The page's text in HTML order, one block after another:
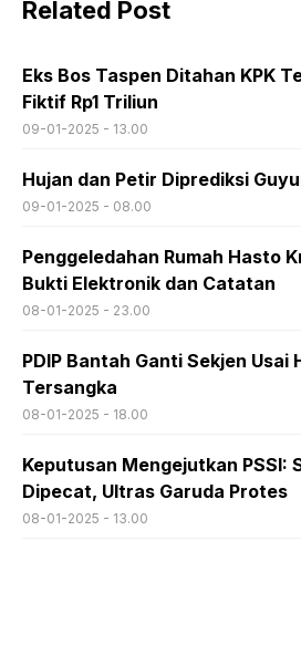
Related Post
Eks Bos Taspen Ditahan KPK
Fiktif Rp1 Triliun
09-01-2025 - 13.00
Hujan dan Petir Diprediksi
09-01-2025 - 08.00
Penggeledahan Rumah Hasto
Bukti Elektronik dan Catatan
08-01-2025 - 23.00
PDIP Bantah Ganti Sekjen Usai
Tersangka
08-01-2025 - 18.00
Keputusan Mengejutkan PSSI:
Dipecat, Ultras Garuda Protes
08-01-2025 - 13.00